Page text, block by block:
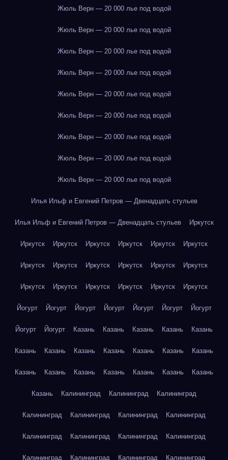
Жюль Верн — 20 000 лье под водой
Жюль Верн — 20 000 лье под водой
Жюль Верн — 20 000 лье под водой
Жюль Верн — 20 000 лье под водой
Жюль Верн — 20 000 лье под водой
Жюль Верн — 20 000 лье под водой
Жюль Верн — 20 000 лье под водой
Жюль Верн — 20 000 лье под водой
Жюль Верн — 20 000 лье под водой
Илья Ильф и Евгений Петров — Двенадцать стульев
Илья Ильф и Евгений Петров — Двенадцать стульев Иркутск
Иркутск Иркутск Иркутск Иркутск Иркутск Иркутск
Иркутск Иркутск Иркутск Иркутск Иркутск Иркутск
Иркутск Иркутск Иркутск Иркутск Иркутск Иркутск
Йогурт Йогурт Йогурт Йогурт Йогурт Йогурт Йогурт
Йогурт Йогурт Казань Казань Казань Казань Казань
Казань Казань Казань Казань Казань Казань Казань
Казань Казань Казань Казань Казань Казань Казань
Казань Калининград Калининград Калининград
Калининград Калининград Калининград Калининград
Калининград Калининград Калининград Калининград
Калининград Калининград Калининград Калининград